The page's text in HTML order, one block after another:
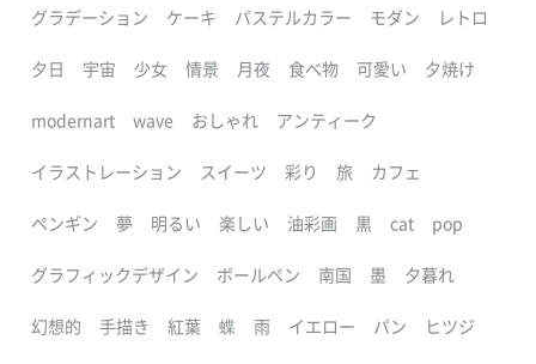
グラデーション ケーキ パステルカラー モダン レトロ
夕日 宇宙 少女 情景 月夜 食べ物 可愛い 夕焼け
modernart wave おしゃれ アンティーク
イラストレーション スイーツ 彩り 旅 カフェ
ペンギン 夢 明るい 楽しい 油彩画 黒 cat pop
グラフィックデザイン ボールペン 南国 墨 夕暮れ
幻想的 手描き 紅葉 蝶 雨 イエロー パン ヒツジ